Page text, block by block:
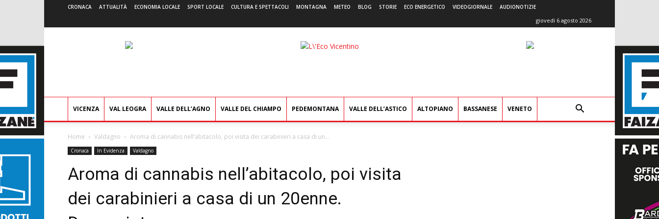
CRONACA ATTUALITÀ ECONOMIA LOCALE SPORT LOCALE CULTURA E SPETTACOLI MONTAGNA METEO BLOG STORIE ECO ENERGETICO VIDEOGIORNALE AUDIONOTIZIE
giovedì 6 agosto 2026
L'Eco
VICENZA VAL LEOGRA VALLE DELL’AGNO VALLE DEL CHIAMPO PEDEMONTANA VALLE DELL’ASTICO ALTOPIANO BASSANESE VENETO
Home Valdagno Aroma di cannabis nell’abitacolo, poi visita dei carabinieri a casa di un...
Cronaca In Evidenza Valdagno
Aroma di cannabis nell’abitacolo, poi visita
dei carabinieri a casa di un 20enne.